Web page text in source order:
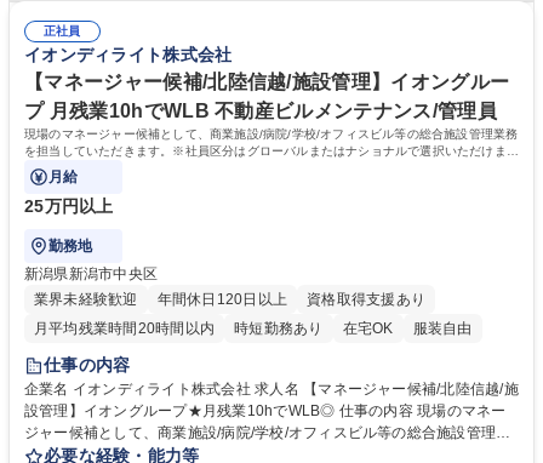
定した経営基盤の元働くことが可能です！★ 募集職種 【東京】人事シス
テム導入(タレントパレット)/イオンG★月残業10h程★WLB◎
ホテル、医療･福祉施設、学校施設などさまざまな施設へサービスを提供
しています。 学歴・資格 学歴：大学院 大学 高専 短大 専修学校 高校 語学
力： 資格：
正社員
イオンディライト株式会社
【マネージャー候補/北陸信越/施設管理】イオングルー
プ 月残業10hでWLB 不動産ビルメンテナンス/管理員
現場のマネージャー候補として、商業施設/病院/学校/オフィスビル等の総合施設管理業務
を担当していただきます。※社員区分はグローバルまたはナショナルで選択いただけま
す。
月給
25万円以上
勤務地
新潟県新潟市中央区
業界未経験歓迎
年間休日120日以上
資格取得支援あり
月平均残業時間20時間以内
時短勤務あり 在宅OK 服装自由
仕事の内容
企業名 イオンディライト株式会社 求人名 【マネージャー候補/北陸信越/施
設管理】イオングループ★月残業10hでWLB◎ 仕事の内容 現場のマネー
ジャー候補として、商業施設/病院/学校/オフィスビル等の総合施設管理業
務を担当していただきます。※社員区分はグローバルまたはナショナルで
必要な経験・能力等